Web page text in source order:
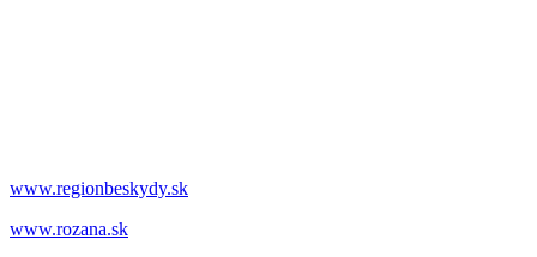
www.regionbeskydy.sk
www.rozana.sk